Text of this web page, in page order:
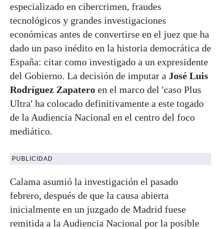
especializado en cibercrimen, fraudes
tecnológicos y grandes investigaciones
económicas antes de convertirse en el juez que ha
dado un paso inédito en la historia democrática de
España: citar como investigado a un expresidente
del Gobierno. La decisión de imputar a José Luis
Rodríguez Zapatero en el marco del 'caso Plus
Ultra' ha colocado definitivamente a este togado
de la Audiencia Nacional en el centro del foco
mediático.
PUBLICIDAD
Calama asumió la investigación el pasado
febrero, después de que la causa abierta
inicialmente en un juzgado de Madrid fuese
remitida a la Audiencia Nacional por la posible